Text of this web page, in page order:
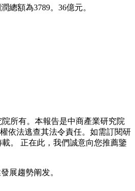
額為3789。36億元。
所有。本報告是中商產業研究院
依法逃查其法令責任。如需訂閱研
。 正在此，我們誠意向您推薦鑒
展趨勢阐发。